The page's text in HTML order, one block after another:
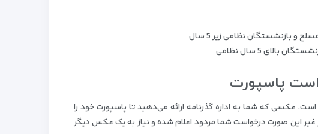
و بازنشستگان نظامی زیر 5 سال
5 سال نظامی
پاسپورت
عکسی که شما به اداره گذرنامه ارائه می‌دهید تا پاسپورت خود را
غیر این صورت درخواست شما مردود اعلام شده و نیاز به یک عکس دیگر